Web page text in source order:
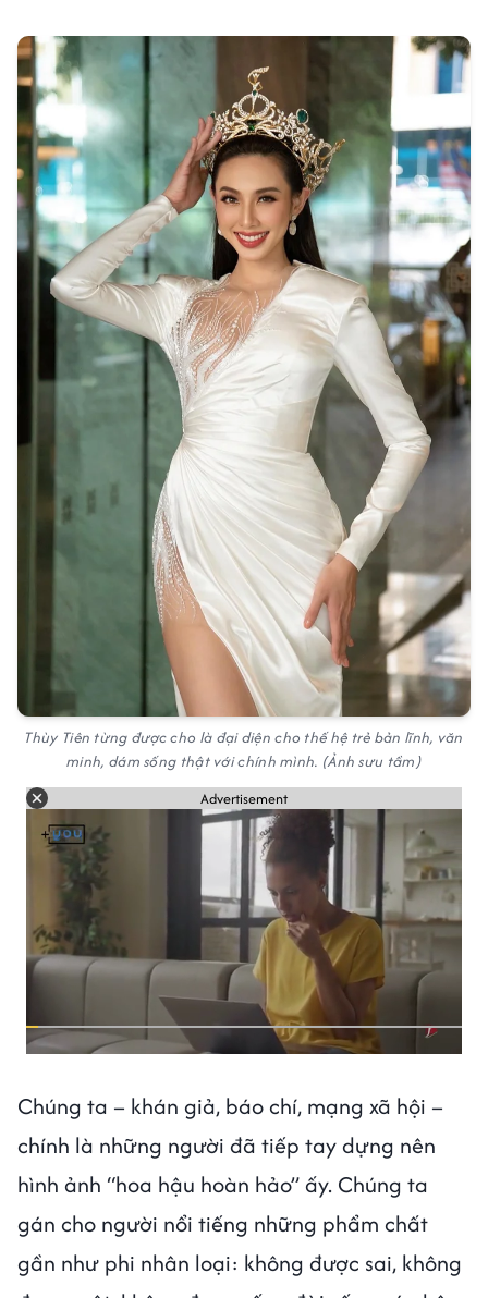
Thùy Tiên từng được cho là đại diện cho thế hệ trẻ bản lĩnh, văn
minh, dám sống thật với chính mình. (Ảnh sưu tầm)
Advertisement
Chúng ta – khán giả, báo chí, mạng xã hội –
chính là những người đã tiếp tay dựng nên
hình ảnh “hoa hậu hoàn hảo” ấy. Chúng ta
gán cho người nổi tiếng những phẩm chất
gần như phi nhân loại: không được sai, không